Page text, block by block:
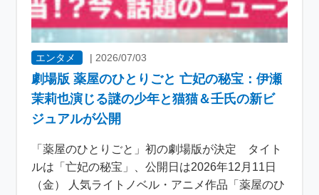
エンタメ | 2026/07/03
劇場版 薬屋のひとりごと 亡妃の秘宝：伊瀬
茉莉也演じる謎の少年と猫猫＆壬氏の新ビ
ジュアルが公開
「薬屋のひとりごと」初の劇場版が決定 タイト
ルは「亡妃の秘宝」、公開日は2026年12月11日
（金） 人気ライトノベル・アニメ作品「薬屋のひ